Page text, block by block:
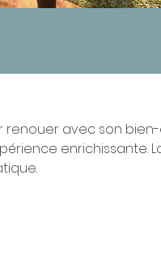
avec son
enrichissante.